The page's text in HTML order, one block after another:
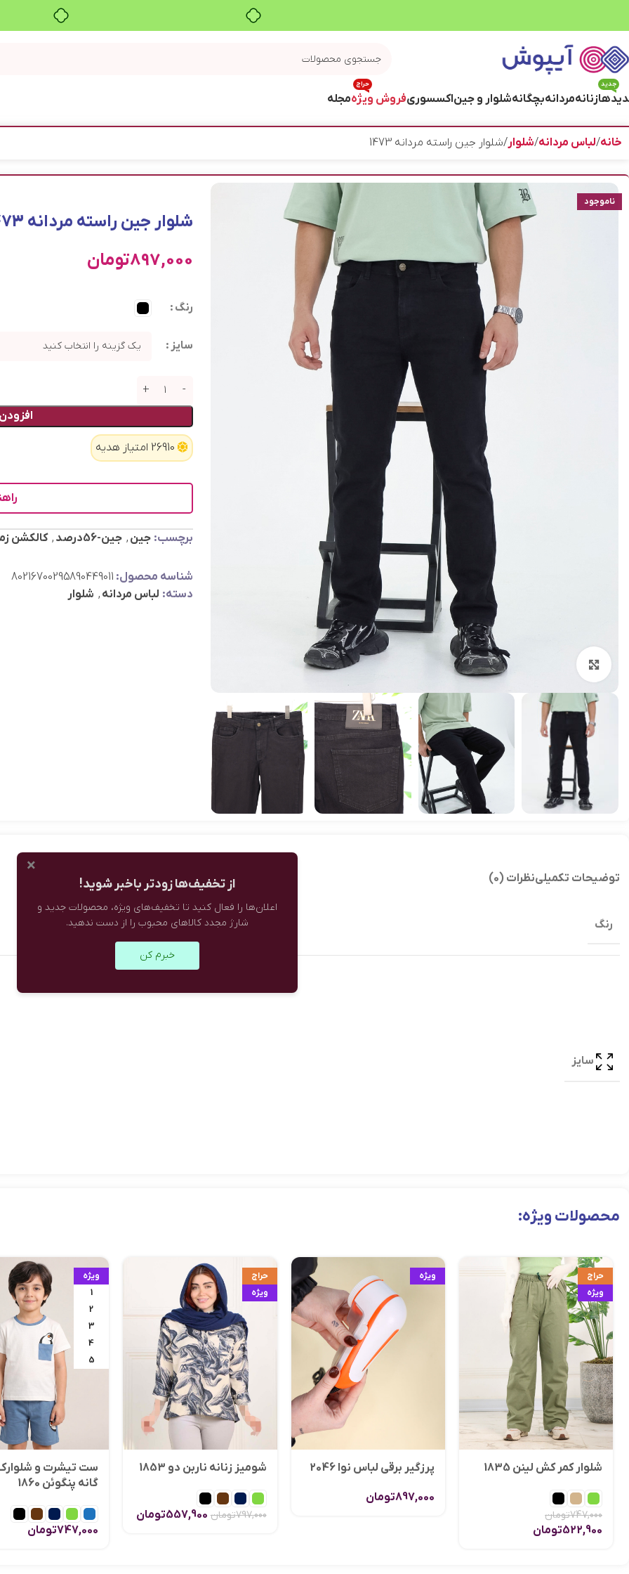
جدید
زنانهمردانهبچگانهشلوار و جیناکسسوریفروش ویژه
حراج
مجله
خانه لباس مردانه شلوار شلوار جین راسته مردانه 1473
ناموجود
بزرگنمایی تصویر
شلوار جین راسته مردانه 1473
897,000تومان
رنگ
سایز
26910 امتیاز هدیه
برچسب: جین , جین-56درصد , کالکشن
شناسه محصول: 80216700295890449011
دسته: لباس مردانه , شلوار
توضیحات تکمیلینظرات (0)
رنگ
سایز
محصولات ویژه:
حراج
ویژه
شلوار کمر کش لینن 1835
747,000تومان
522,900تومان
ویژه
پرزگیر برقی لباس نوا 2046
897,000تومان
حراج
ویژه
شومیز زنانه ناربن دو 1853
797,000تومان 557,900تومان
ویژه
1
2
3
4
5
ست تیشرت و
گانه پنگوئن 1860
747,000تومان
×
از تخفیف‌ها زودتر باخبر شوید!
اعلان‌ها را فعال کنید تا تخفیف‌های ویژه، محصولات جدید و
شارژ مجدد کالاهای محبوب را از دست ندهید.
خبرم کن